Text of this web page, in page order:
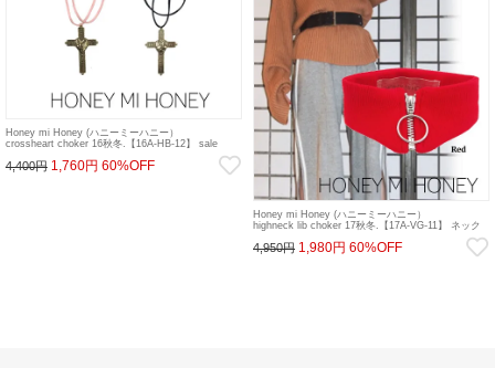
Honey mi Honey (ハニーミーハニー）
crossheart choker 16秋冬.【16A-HB-12】 sale
4,400円 1,760円 60%OFF
Honey mi Honey (ハニーミーハニー）
highneck lib choker 17秋冬.【17A-VG-11】 ネック
4,950円 1,980円 60%OFF